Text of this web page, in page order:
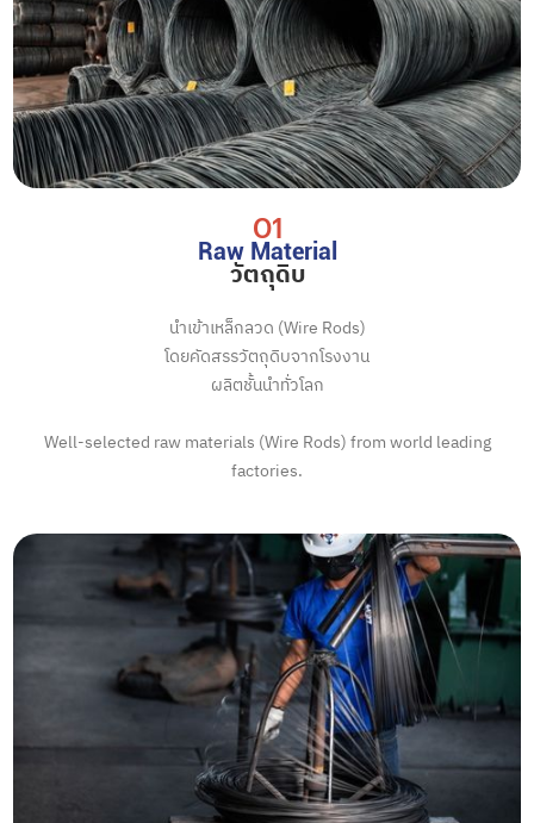
01
Raw Material
วัตถุดิบ
นำเข้าเหล็กลวด (Wire Rods)
โดยคัดสรรวัตถุดิบจากโรงงาน
ผลิตชั้นนำทั่วโลก
Well-selected raw materials (Wire Rods) from world leading
factories.